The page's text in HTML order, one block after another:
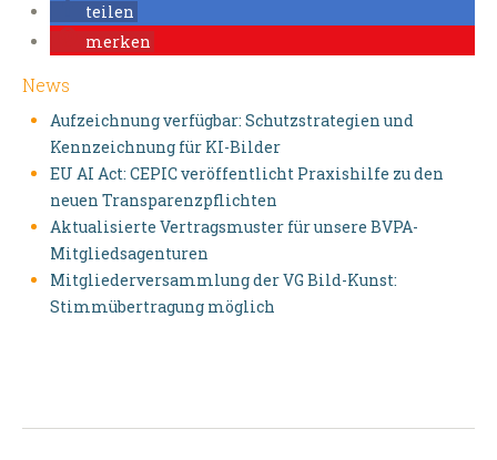
teilen
merken
News
Aufzeichnung verfügbar: Schutzstrategien und
Kennzeichnung für KI-Bilder
EU AI Act: CEPIC veröffentlicht Praxishilfe zu den
neuen Transparenzpflichten
Aktualisierte Vertragsmuster für unsere BVPA-
Mitgliedsagenturen
Mitgliederversammlung der VG Bild-Kunst:
Stimmübertragung möglich